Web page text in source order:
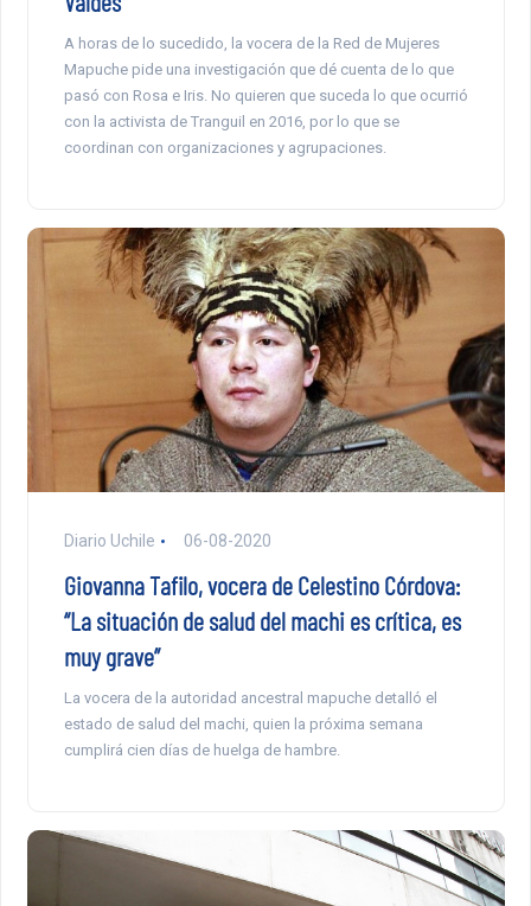
A horas de lo sucedido, la vocera de la Red de Mujeres
Mapuche pide una investigación que dé cuenta de lo que
pasó con Rosa e Iris. No quieren que suceda lo que ocurrió
con la activista de Tranguil en 2016, por lo que se
coordinan con organizaciones y agrupaciones.
Diario Uchile 06-08-2020
Giovanna Tafilo, vocera de Celestino Córdova:
“La situación de salud del machi es crítica, es
muy grave”
La vocera de la autoridad ancestral mapuche detalló el
estado de salud del machi, quien la próxima semana
cumplirá cien días de huelga de hambre.